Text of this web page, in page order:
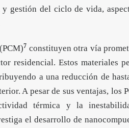
gestión del ciclo de vida,
7 constituyen otra vía
residencial. Estos materiales
a una reducción de
A pesar de sus ventajas, los
térmica y la
el desarrollo de